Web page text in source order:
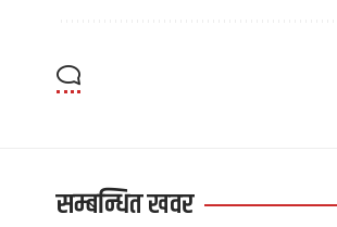
सम्बन्धित खवर